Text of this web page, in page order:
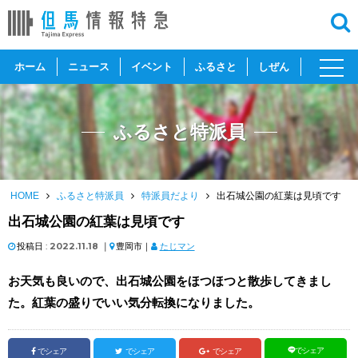
ホーム ニュース イベント ふるさと しぜん
toggle
ふるさと特派員
HOME ふるさと特派員 特派員だより 出石城公園の紅葉は見頃です
出石城公園の紅葉は見頃です
投稿日 : 2022.11.18 ｜ 豊岡市｜ たじマン
お天気も良いので、出石城公園をほつほつと散歩してきまし
た。紅葉の盛りでいい気分転換になりました。
でシェア でシェア でシェア でシェア